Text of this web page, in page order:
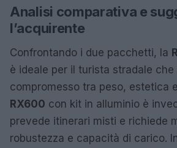
Analisi comparativa e
l’acquirente
Confrontando i due pacchetti, la
è ideale per il turista stradale che
compromesso tra peso, estetica
RX600 con kit in alluminio è
prevede itinerari misti e richiede
robustezza e capacità di carico.